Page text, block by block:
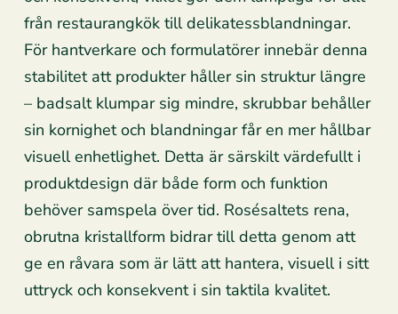
från restaurangkök till delikatessblandningar.
För hantverkare och formulatörer innebär denna
stabilitet att produkter håller sin struktur längre
– badsalt klumpar sig mindre, skrubbar behåller
sin kornighet och blandningar får en mer hållbar
visuell enhetlighet. Detta är särskilt värdefullt i
produktdesign där både form och funktion
behöver samspela över tid. Rosésaltets rena,
obrutna kristallform bidrar till detta genom att
ge en råvara som är lätt att hantera, visuell i sitt
uttryck och konsekvent i sin taktila kvalitet.